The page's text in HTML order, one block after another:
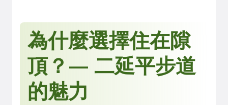
為什麼選擇住在隙
頂？— 二延平步道
的魅力